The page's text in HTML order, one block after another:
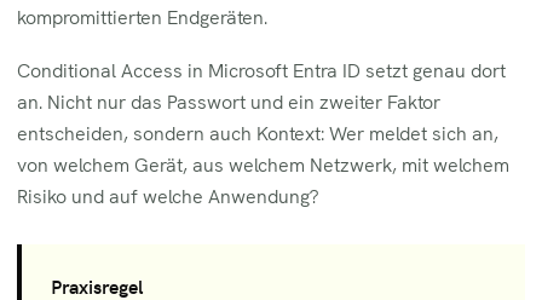
kompromittierten Endgeräten.
Conditional Access in Microsoft Entra ID setzt genau dort
an. Nicht nur das Passwort und ein zweiter Faktor
entscheiden, sondern auch Kontext: Wer meldet sich an,
von welchem Gerät, aus welchem Netzwerk, mit welchem
Risiko und auf welche Anwendung?
Praxisregel